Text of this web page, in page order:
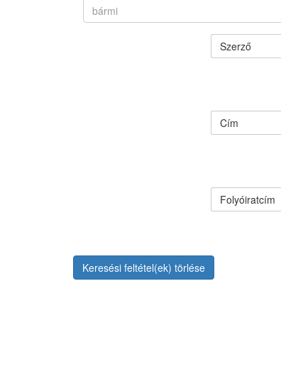
bármi
Szerző
Cím
Folyóiratcím
Keresési feltétel(ek) törlése